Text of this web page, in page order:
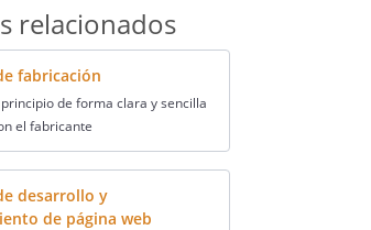
relacionados
fabricación
de forma clara y sencilla
el fabricante
desarrollo y
de página web